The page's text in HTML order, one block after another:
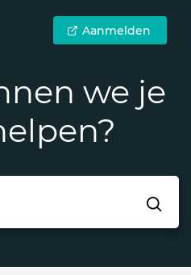
Aanmelden
we je